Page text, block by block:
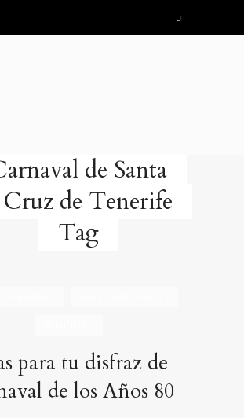
de Santa
Cruz de Tenerife
Tag
para tu disfraz de
de los Años 80